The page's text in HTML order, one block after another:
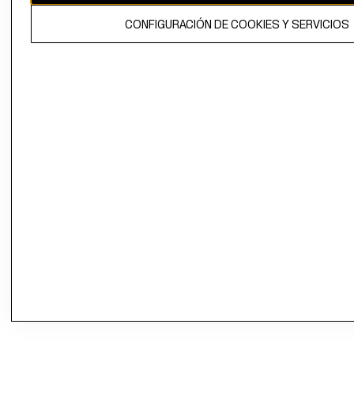
propiedad de H&M Hennes & Mauritz AB.
CONFIGURACIÓN DE COOKIES Y SERVICIOS